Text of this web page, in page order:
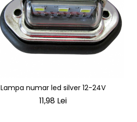
Lampa numar led silver 12-24V
11,98 Lei